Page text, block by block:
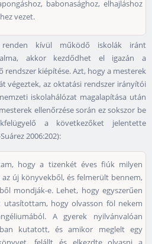
babonasághoz, elhajláshoz
vezet.
kívül működő iskolák iránt
akkor kezdődhet el igazán a
kiépítése. Azt, hogy a mesterek
végeztek, az oktatási rendszer irányítói
iskolahálózat magalapítása után
ellenőrzése során ez sokszor be
a következőket jelentette
2006:202):
hogy a tizenkét éves fiúk milyen
az új könyvekből, és felmerült bennem,
mondják-e. Lehet, hogy egyszerűen
utasítottam, hogy olvasson föl nekem
A gyerek nyilvánvalóan
kutatott, és amikor meglelt egy